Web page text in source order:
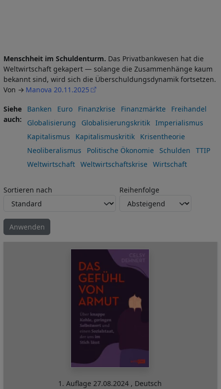
Menschheit im Schuldenturm. Das Privatbankwesen hat die
Weltwirtschaft gekapert — solange die Zusammenhänge kaum
bekannt sind, wird sich die Überschuldungsdynamik fortsetzen.
Von
Manova 20.11.2025
Siehe
auch
Banken Euro Finanzkrise Finanzmärkte
Freihandel
Globalisierung
Globalisierungskritik
Imperialismus
Kapitalismus
Kapitalismuskritik
Krisentheorie
Neoliberalismus
Politische Ökonomie Schulden
TTIP
Weltwirtschaft
Weltwirtschaftskrise Wirtschaft
Sortieren nach Reihenfolge
1. Auflage27.08.2024 , Deutsch